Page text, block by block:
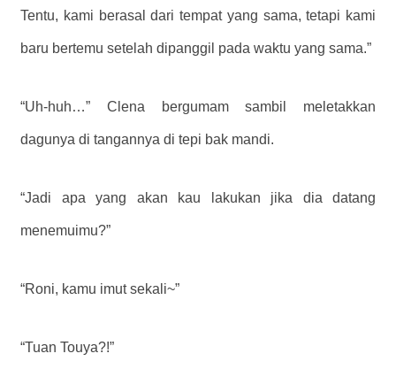
Tentu, kami berasal dari tempat yang sama, tetapi kami
baru bertemu setelah dipanggil pada waktu yang sama.”
“Uh-huh…” Clena bergumam sambil meletakkan
dagunya di tangannya di tepi bak mandi.
“Jadi apa yang akan kau lakukan jika dia datang
menemuimu?”
“Roni, kamu imut sekali~”
“Tuan Touya?!”